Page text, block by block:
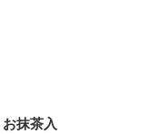
抹茶入